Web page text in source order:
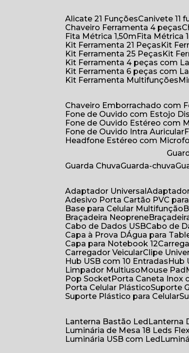
Alicate 21 Funções
Canivete 11
Chaveiro Ferramenta 4 peças
Fita Métrica 1,50m
Fita Métrica
Kit Ferramenta 21 Peças
Kit
Kit Ferramenta 25 Peças
Kit
Kit Ferramenta 4 peças com
Kit Ferramenta 6 peças com
Kit Ferramenta Multifunções
Chaveiro Emborrachado com
Fone de Ouvido com Estojo
Fone de Ouvido Estéreo com
Fone de Ouvido Intra Auricular
Headfone Estéreo com
Guarda Chuva
Guarda-chuva
Adaptador Universal
Adesivo Porta Cartão PVC
Base para Celular Multifunção
Braçadeira Neoprene
Cabo de Dados USB
Cabo de
Capa à Prova DÁgua para
Capa para Notebook 12
Carregador Veicular
Clipe
Hub USB com 10 Entradas
Limpador Multiuso
Mouse Pad
Pop Socket
Porta Caneta
Porta Celular Plástico
Suporte
Suporte Plástico para Celular
Lanterna Bastão Led
Lanterna
Luminária de Mesa 18 Leds
Luminária USB com Led